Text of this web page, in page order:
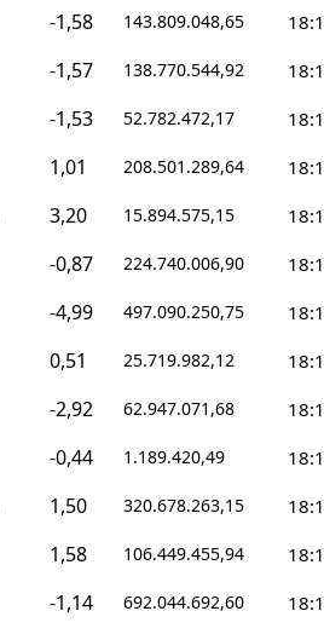
-1,58 143.809.048,65
-1,57 138.770.544,92
-1,53 52.782.472,17
1,01 208.501.289,64
3,20 15.894.575,15
-0,87 224.740.006,90
-4,99 497.090.250,75
0,51 25.719.982,12
-2,92 62.947.071,68
-0,44 1.189.420,49
1,50 320.678.263,15
1,58 106.449.455,94
-1,14 692.044.692,60